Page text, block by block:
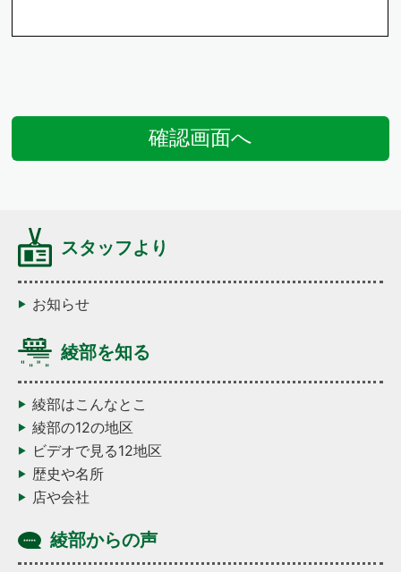
スタッフより
お知らせ
綾部を知る
綾部はこんなとこ
綾部の12の地区
ビデオで見る12地区
歴史や名所
店や会社
綾部からの声